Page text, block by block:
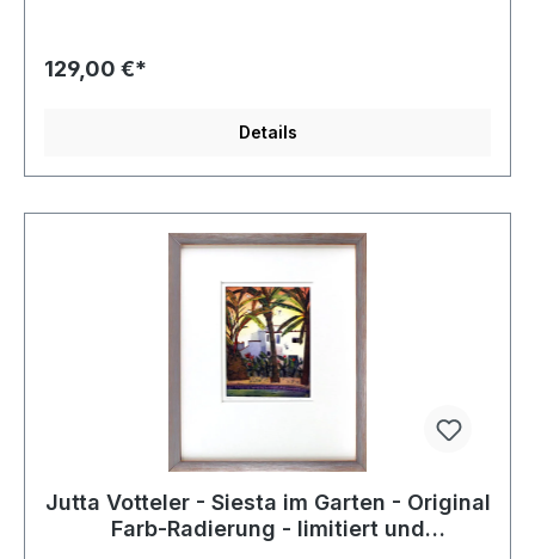
129,00 €*
Details
Jutta Votteler - Siesta im Garten - Original
Farb-Radierung - limitiert und